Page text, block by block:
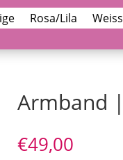
Rosa/Lila
Armband
€49,00